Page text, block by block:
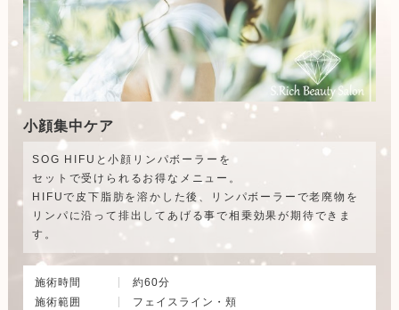
小顔集中ケア
SOG HIFUと小顔リンパボーラーを
セットで受けられるお得なメニュー。
HIFUで皮下脂肪を溶かした後、リンパボーラーで老廃物を
リンパに沿って排出してあげる事で相乗効果が期待できま
す。
施術時間
約60分
施術範囲
フェイスライン・頬